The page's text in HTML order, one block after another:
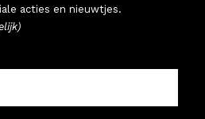
acties en nieuwtjes.